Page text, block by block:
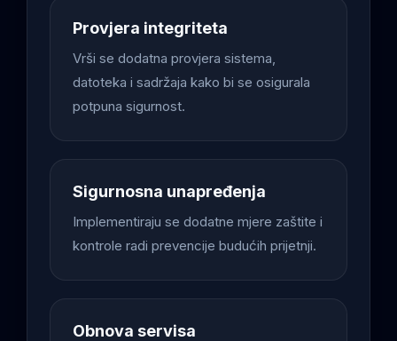
Provjera integriteta
Vrši se dodatna provjera sistema,
datoteka i sadržaja kako bi se osigurala
potpuna sigurnost.
Sigurnosna unapređenja
Implementiraju se dodatne mjere zaštite i
kontrole radi prevencije budućih prijetnji.
Obnova servisa